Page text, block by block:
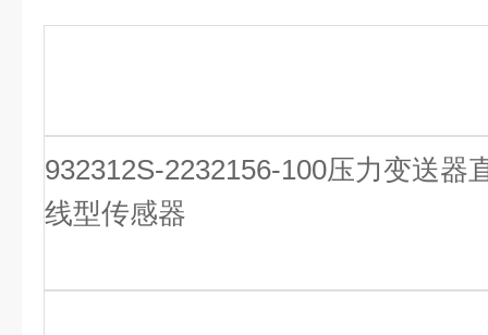
932312S-2232156-100压力变送器
线型传感器